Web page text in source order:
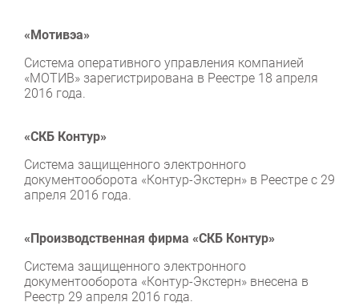
«Мотивэа»
Система оперативного управления компанией
«МОТИВ» зарегистрирована в Реестре 18 апреля
2016 года.
«СКБ Контур»
Система защищенного электронного
документооборота «Контур-Экстерн» в Реестре с 29
апреля 2016 года.
«Производственная фирма «СКБ Контур»
Система защищенного электронного
документооборота «Контур-Экстерн» внесена в
Реестр 29 апреля 2016 года.